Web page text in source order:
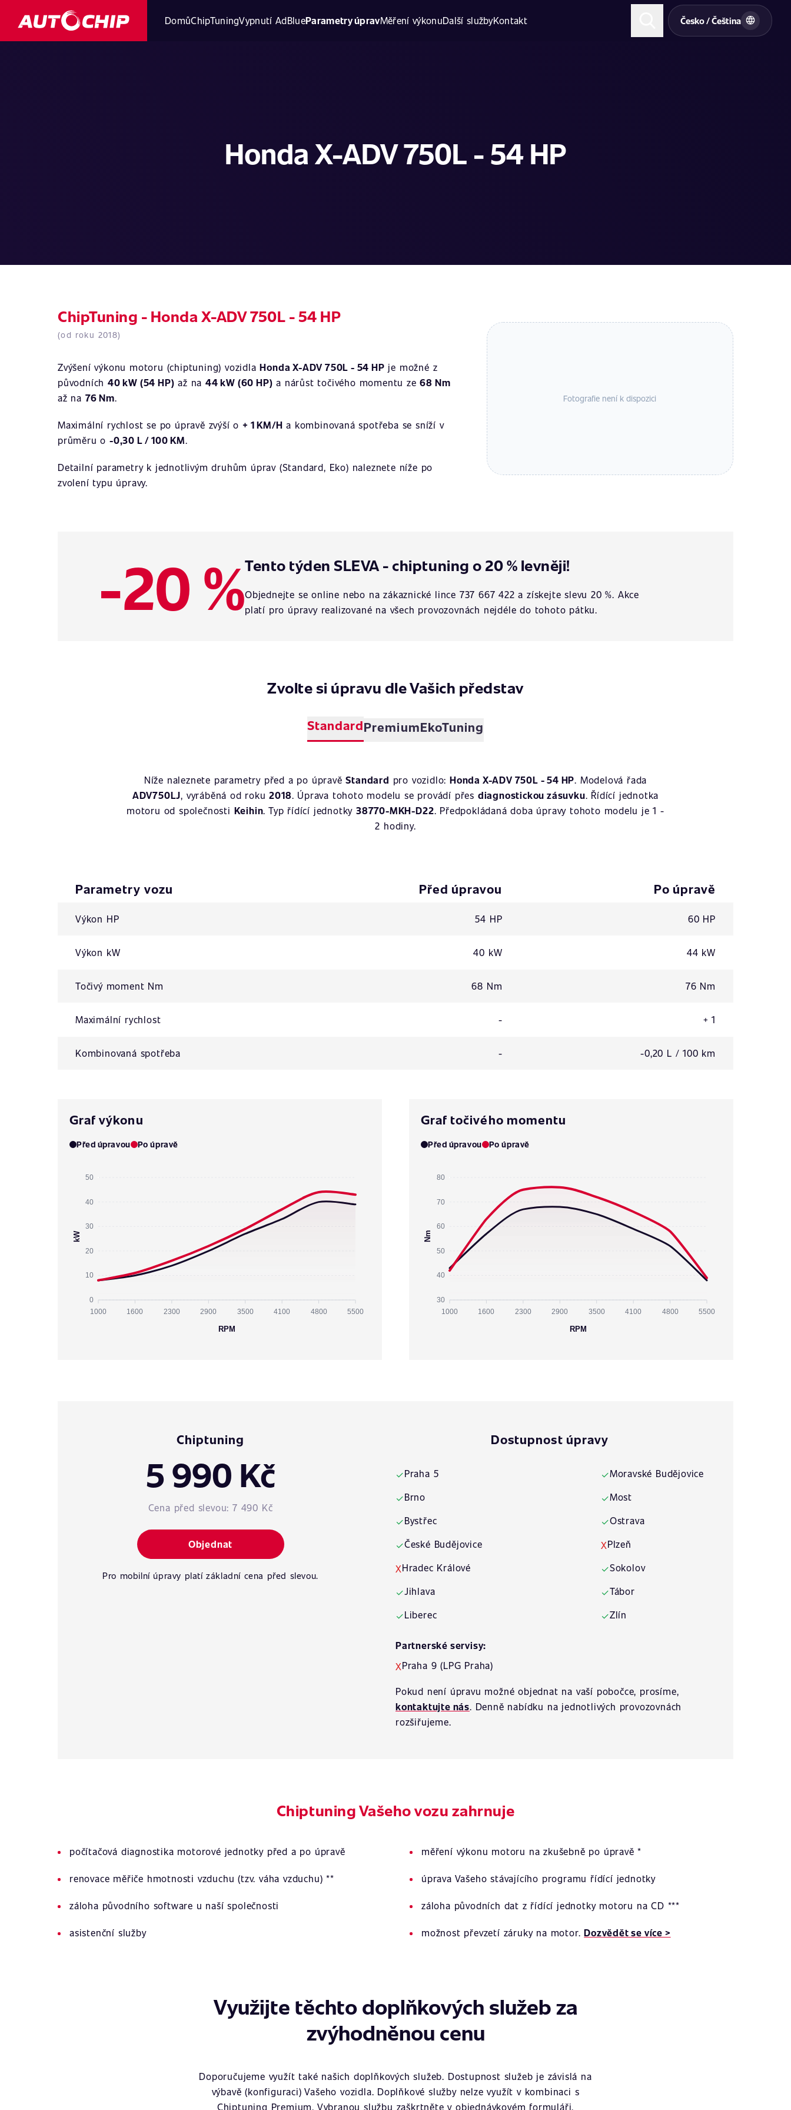
DomůChipTuningVypnutí AdBlueParametry úpravMěření výkonuDalší službyKontakt Česko / Čeština
Honda X-ADV 750L - 54 HP
ChipTuning - Honda X-ADV 750L - 54 HP
(od roku 2018)
Zvýšení výkonu motoru (chiptuning) vozidlaHonda X-ADV 750L - 54 HP je možné z
původních40 kW (54 HP) až na44 kW (60 HP) a nárůst točivého momentu ze68 Nm
až na 76 Nm.
Maximální rychlost se po úpravě zvýší o + 1 KM/H a kombinovaná spotřeba se sníží v
průměru o-0,30 L / 100 KM.
Detailní parametry k jednotlivým druhům úprav (Standard, Eko) naleznete níže po
zvolení typu úpravy.
Fotografie není k dispozici
-20 %Tento týden SLEVA - chiptuning o 20 % levněji!
Objednejte se online nebo na zákaznické lince 737 667 422 a získejte slevu 20 %. Akce
platí pro úpravy realizované na všech provozovnách nejdéle do tohoto pátku.
Zvolte si úpravu dle Vašich představ
StandardPremiumEkoTuning
Níže naleznete parametry před a po úpravěStandard pro vozidlo: Honda X-ADV 750L - 54 HP. Modelová řada
ADV750LJ, vyráběná od roku2018. Úprava tohoto modelu se provádí přes diagnostickou zásuvku. Řídící jednotka
motoru od společnosti Keihin. Typ řídící jednotky38770-MKH-D22. Předpokládaná doba úpravy tohoto modelu je 1 -
2 hodiny.
Parametry vozu Před úpravou Po úpravě
Výkon HP 54 HP 60 HP
Výkon kW 40 kW 44 kW
Točivý moment Nm 68 Nm 76 Nm
Maximální rychlost - + 1
Kombinovaná spotřeba - -0,20 L / 100 km
Graf výkonu
Před úpravou Po úpravě
50
40
30
20
10
0
kW
1000 1600 2300 2900 3500 4100 4800 5500
RPM
Graf točivého momentu
Před úpravou Po úpravě
80
70
60
50
40
30
Nm
1000 1600 2300 2900 3500 4100 4800 5500
RPM
Chiptuning
5 990 Kč
Cena před slevou:7 490 Kč
Objednat
Pro mobilní úpravy platí základní cena před slevou.
Dostupnost úpravy
✓Praha 5
✓Brno
✓Bystřec
✓České Budějovice
XHradec Králové
✓Jihlava
✓Liberec
✓Moravské Budějovice
✓Most
✓Ostrava
XPlzeň
✓Sokolov
✓Tábor
✓Zlín
Partnerské servisy:
XPraha 9 (LPG Praha)
Pokud není úpravu možné objednat na vaší pobočce, prosíme,
kontaktujte nás. Denně nabídku na jednotlivých provozovnách
rozšiřujeme.
Chiptuning Vašeho vozu zahrnuje
počítačová diagnostika motorové jednotky před a po úpravě měření výkonu motoru na zkušebně po úpravě *
renovace měřiče hmotnosti vzduchu (tzv. váha vzduchu) ** úprava Vašeho stávajícího programu řídící jednotky
záloha původního software u naší společnosti záloha původních dat z řídící jednotky motoru na CD ***
asistenční služby možnost převzetí záruky na motor.Dozvědět se více >
Využijte těchto doplňkových služeb za
zvýhodněnou cenu
Doporučujeme využít také našich doplňkových služeb. Dostupnost služeb je závislá na
výbavě (konfiguraci) Vašeho vozidla. Doplňkové služby nelze využít v kombinaci s
Chiptuning Premium. Vybranou službu zaškrtněte v objednávkovém formuláři.